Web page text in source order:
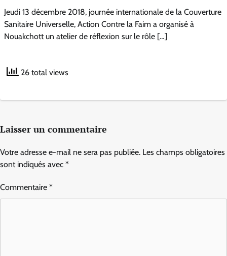
Jeudi 13 décembre 2018, journée internationale de la Couverture
Sanitaire Universelle, Action Contre la Faim a organisé à
Nouakchott un atelier de réflexion sur le rôle […]
26 total views
Laisser un commentaire
Votre adresse e-mail ne sera pas publiée. Les champs obligatoires
sont indiqués avec *
Commentaire *